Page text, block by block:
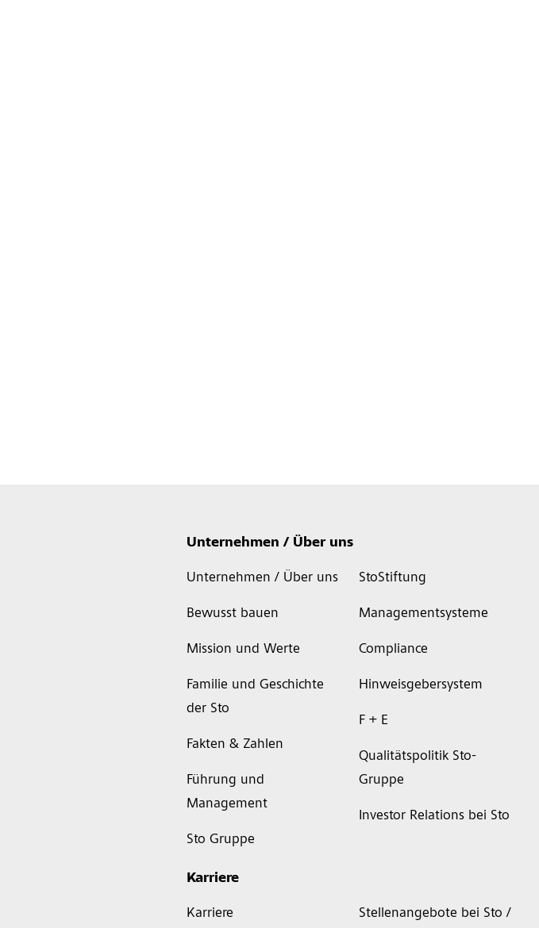
Unternehmen / Über uns
Unternehmen / Über uns
Bewusst bauen
Mission und Werte
Familie und Geschichte
der Sto
Fakten & Zahlen
Führung und
Management
Sto Gruppe
StoStiftung
Managementsysteme
Compliance
Hinweisgebersystem
F + E
Qualitätspolitik Sto-
Gruppe
Investor Relations bei Sto
Karriere
Karriere
Stellenangebote bei Sto /